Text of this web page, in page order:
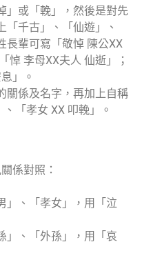
」或「輓」，然後是對先
「千古」、「仙遊」、
長輩可寫「敬悼 陳公XX
悼 李母XX夫人 仙逝」；
」。
關係及名字，再加上自稱
「孝女 XX 叩輓」。
係對照：
」、「孝女」，用「泣
」、「外孫」，用「哀